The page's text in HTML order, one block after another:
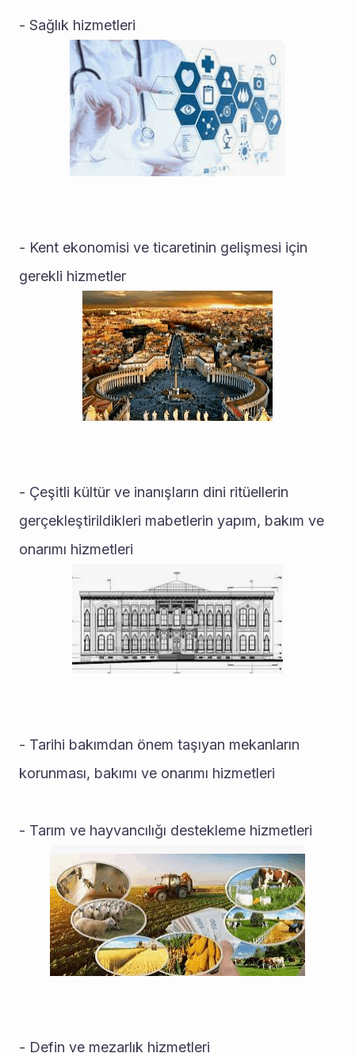
- Sağlık hizmetleri
- Kent ekonomisi ve ticaretinin gelişmesi için
gerekli hizmetler
- Çeşitli kültür ve inanışların dini ritüellerin
gerçekleştirildikleri mabetlerin yapım, bakım ve
onarımı hizmetleri
- Tarihi bakımdan önem taşıyan mekanların
korunması, bakımı ve onarımı hizmetleri
- Tarım ve hayvancılığı destekleme hizmetleri
- Defin ve mezarlık hizmetleri